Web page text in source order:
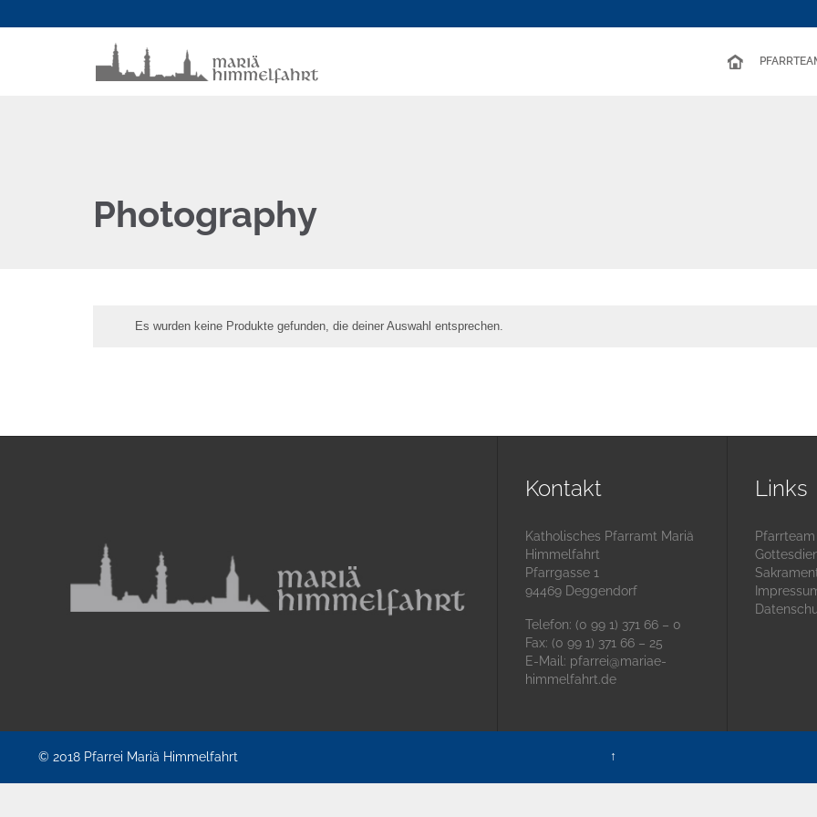
Photography
Es wurden keine Produkte gefunden, die deiner Auswahl entsprechen.
Kontakt
Katholisches Pfarramt Mariä
Himmelfahrt
Pfarrgasse 1
94469 Deggendorf
Telefon: (0 99 1) 371 66 – 0
Fax: (0 99 1) 371 66 – 25
E-Mail: pfarrei@mariae-
himmelfahrt.de
Links
Pfarrteam
© 2018 Pfarrei Mariä Himmelfahrt ↑